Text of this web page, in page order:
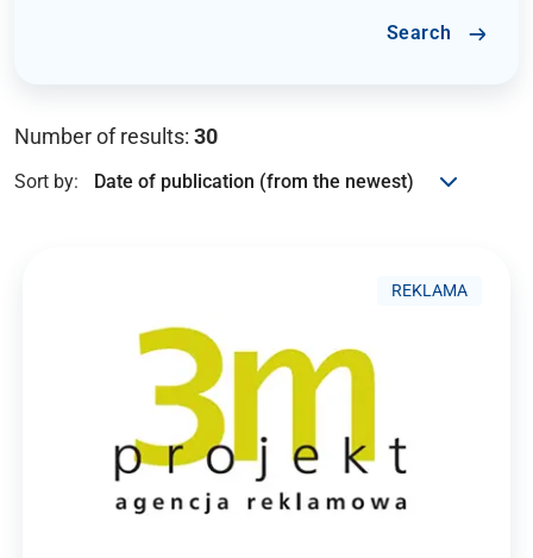
Search
Number of results: 30
Sort by:
REKLAMA